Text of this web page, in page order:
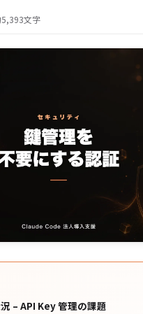
文字
– API Key 管理の課題